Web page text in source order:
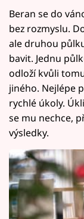
Beran se do
bez rozmyslu.
ale druhou
bavit. Jednu
odloží kvůli
jiného. Nejlépe
rychlé úkoly.
se mu nechce,
výsledky.